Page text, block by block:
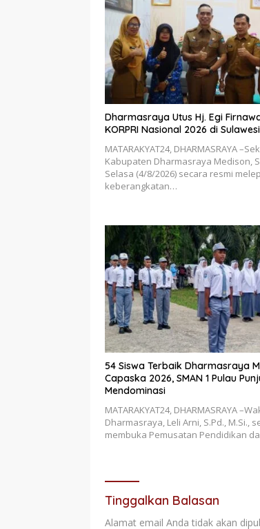
Dharmasraya Utus Hj. Egi
KORPRI Nasional 2026 di
MATARAKYAT24, DHARMASRAYA
Kabupaten Dharmasraya Medison,
Selasa (4/8/2026) secara resmi
keberangkatan…
54 Siswa Terbaik Dharmasraya
Capaska 2026, SMAN 1 Pulau
Mendominasi
MATARAKYAT24, DHARMASRAYA
Dharmasraya, Leli Arni, S.Pd., M.Si.,
membuka Pemusatan Pendidikan
Tinggalkan Balasan
Alamat email Anda tidak akan